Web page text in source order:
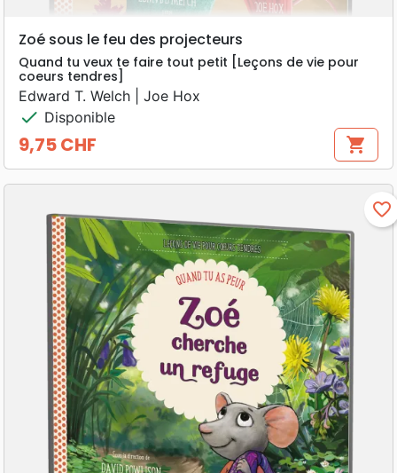
Zoé sous le feu des projecteurs
Quand tu veux te faire tout petit [Leçons de vie pour
coeurs tendres]
Edward T. Welch | Joe Hox
check Disponible
Prix
9,75 CHF shopping_cart
favorite_border